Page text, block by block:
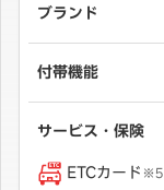
ブランド
付帯機能
サービス・保険
ETCカード ※5